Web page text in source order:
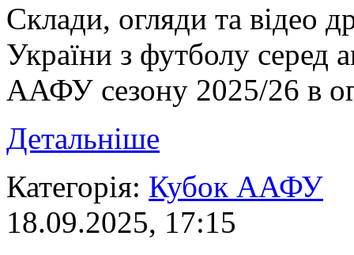
Склади, огляди та відео
України з футболу серед
ААФУ сезону 2025/26 в
Детальніше
Категорія: Кубок ААФУ
18.09.2025, 17:15